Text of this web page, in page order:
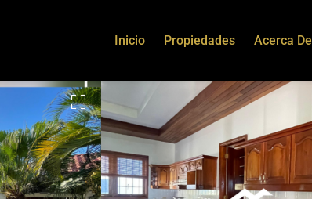
Inicio Propiedades Acerca De